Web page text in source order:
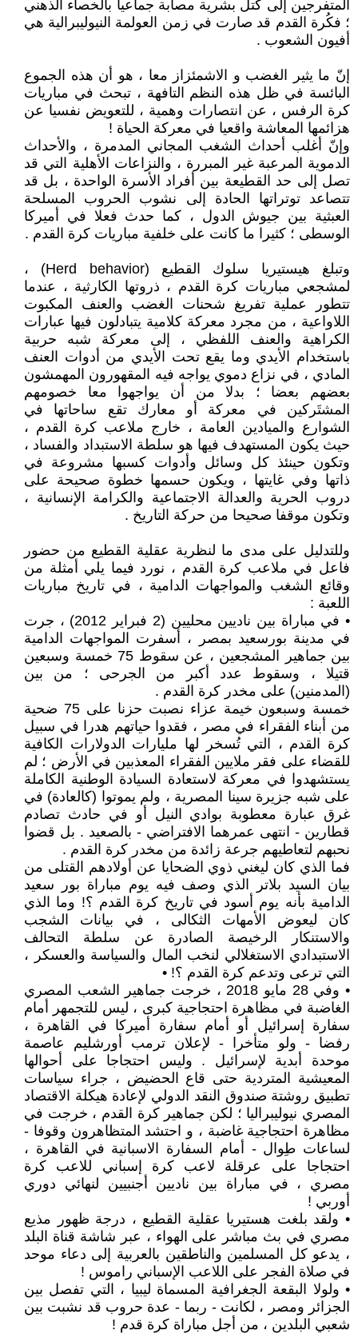
المتفرجين إلى كتل بشرية مصابة جماعيا بالخصاء الذهني
؛ فكُرة القدم قد صارت في زمن العولمة النيوليبرالية هي
أفيون الشعوب .
إنّ ما يثير الغضب و الاشمئزاز معا ، هو أن هذه الجموع
البائسة في ظل هذه النظم التافهة ، تبحث في مباريات
كرة الرفس ، عن انتصارات وهمية ، للتعويض نفسيا عن
هزائمها المعاشة واقعيا في معركة الحياة !
وإنّ أغلب أحداث الشغب المجاني المدمرة ، والأحداث
الدموية المرعبة غير المبررة ، والنزاعات الأهلية التي قد
تصل إلى حد القطيعة بين أفراد الأسرة الواحدة ، بل قد
تتصاعد توتراتها الحادة إلى نشوب الحروب المسلحة
العبثية بين جيوش الدول ، كما حدث فعلا في أميركا
الوسطى ؛ كثيرا ما كانت على خلفية مباريات كرة القدم .
وتبلغ هيستيريا سلوك القطيع (Herd behavior) ،
لمشجعي مباريات كرة القدم ، ذروتها الكارثية ، عندما
تتطور عملية تفريغ شحنات الغضب والعنف المكبوت
اللاواعية ، من مجرد معركة كلامية يتبادلون فيها عبارات
الكراهية والعنف اللفظي ، إلى معركة شبه حربية
باستخدام الأيدي وما يقع تحت الأيدي من أدوات العنف
المادي ، في نزاع دموي يواجه فيه المقهورون المهمشون
بعضهم بعضا ؛ بدلا من أن يواجهوا معا خصومهم
المشتَركين في معركة أو معارك تقع ساحاتها في
الشوارع والميادين العامة ، خارج ملاعب كرة القدم ،
حيث يكون المستهدف فيها هو سلطة الاستبداد والفساد ،
وتكون حينئذ كل وسائل وأدوات كسبها مشروعة في
ذاتها وفي غايتها ، ويكون حسمها خطوة صحيحة على
دروب الحرية والعدالة الاجتماعية والكرامة الإنسانية ،
وتكون موقفا صحيحا من حركة التاريخ .
وللتدليل على مدى ما لنظرية عقلية القطيع من حضور
فاعل في ملاعب كرة القدم ، نورد فيما يلي أمثلة من
وقائع الشغب والمواجهات الدامية ، في تاريخ مباريات
اللعبة :
• في مباراة بين ناديين محليين (2 فبراير 2012) ، جرت
في مدينة بورسعيد بمصر ، أسفرت المواجهات الدامية
بين جماهير المشجعين ، عن سقوط 75 خمسة وسبعين
قتيلا ، وسقوط عدد أكبر من الجرحى ؛ من بين
(المدمنين) على مخدر كرة القدم .
خمسة وسبعون خيمة عزاء نصبت حزنا على 75 ضحية
من أبناء الفقراء في مصر ، فقدوا حياتهم هدرا في سبيل
كرة القدم ، التي تُسخر لها مليارات الدولارات الكافية
للقضاء على فقر ملايين الفقراء المعذبين في الأرض ؛ لم
يستشهدوا في معركة لاستعادة السيادة الوطنية الكاملة
على شبه جزيرة سينا المصرية ، ولم يموتوا (كالعادة) في
غرق عبارة معطوبة بوادي النيل أو في حادث تصادم
قطارين - انتهى عمرهما الافتراضي - بالصعيد . بل قضوا
نحبهم لتعاطيهم جرعة زائدة من مخدر كرة القدم .
فما الذي كان ليغني ذوي الضحايا عن أولادهم القتلى من
بيان السيد بلاتر الذي وصف فيه يوم مباراة بور سعيد
الدامية بأنه يوم أسود في تاريخ كرة القدم ؟! وما الذي
كان ليعوض الأمهات الثكالى ، في بيانات الشجب
والاستنكار الرخيصة الصادرة عن سلطة التحالف
الاستبدادي الاستغلالي لنخب المال والسياسة والعسكر ،
التي ترعى وتدعم كرة القدم ؟! •
• وفي 28 مايو 2018 ، خرجت جماهير الشعب المصري
الغاضبة في مظاهرة احتجاجية كبرى ، ليس للتجمهر أمام
سفارة إسرائيل أو أمام سفارة أميركا في القاهرة ،
رفضا - ولو متأخرا - لإعلان ترمب أورشليم عاصمة
موحدة أبدية لإسرائيل . وليس احتجاجا على أحوالها
المعيشية المتردية حتى قاع الحضيض ، جراء سياسات
تطبيق روشتة صندوق النقد الدولي لإعادة هيكلة الاقتصاد
المصري نيوليبراليا ؛ لكن جماهير كرة القدم ، خرجت في
مظاهرة احتجاجية غاضبة ، و احتشد المتظاهرون وقوفا -
لساعات طِوال - أمام السفارة الاسبانية في القاهرة ،
احتجاجا على عرقلة لاعب كرة إسباني للاعب كرة
مصري ، في مباراة بين ناديين أجنبيين لنهائي دوري
أوربي !
• ولقد بلغت هستيريا عقلية القطيع ، درجة ظهور مذيع
مصري في بث مباشر على الهواء ، عبر شاشة قناة البلد
، يدعو كل المسلمين والناطقين بالعربية إلى دعاء موحد
في صلاة الفجر على اللاعب الإسباني راموس !
• ولولا البقعة الجغرافية المسماة ليبيا ، التي تفصل بين
الجزائر ومصر ، لكانت - ربما - عدة حروب قد نشبت بين
شعبي البلدين ، من أجل مباراة كرة قدم !